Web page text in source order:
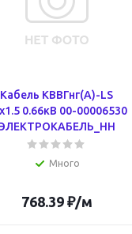
Кабель КВВГнг(А)-LS
0.66кВ 00-00006530
Много
768.39₽/м